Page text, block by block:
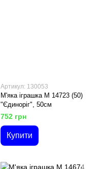
Артикул: 130053
М'яка іграшка M 14723 (50)
"Єдиноріг", 50см
752 грн
Купити